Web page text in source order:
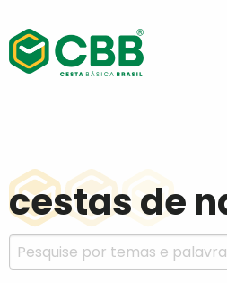
cestas de